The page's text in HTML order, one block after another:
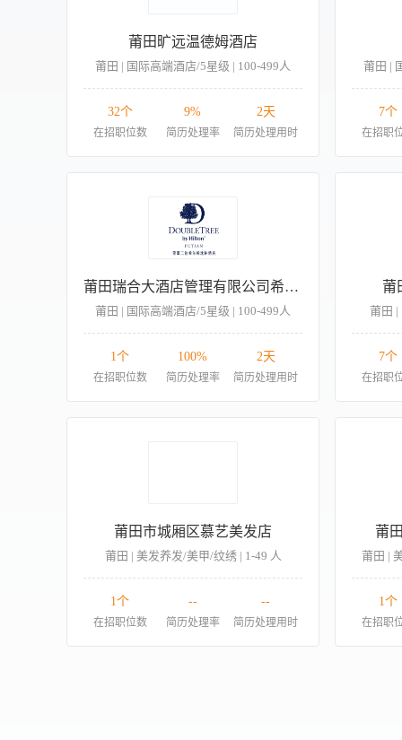
莆田旷远温德姆酒店
莆田 | 国际高端酒店/5星级 | 100-499人
32个
在招职位数
9%
简历处理率
2天
简历处理用时
莆田 |
7个
在招职
莆田瑞合大酒店管理有限公司希尔顿逸林酒店分公司
莆田 | 国际高端酒店/5星级 | 100-499人
1个
在招职位数
100%
简历处理率
2天
简历处理用时
莆
莆田 |
7个
在招职
莆田市城厢区慕艺美发店
莆田 | 美发养发/美甲/纹绣 | 1-49 人
1个
在招职位数
--
简历处理率
--
简历处理用时
莆
莆田 |
1个
在招职